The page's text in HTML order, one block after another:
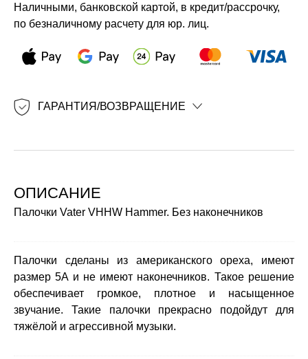
Наличными, банковской картой, в кредит/рассрочку,
по безналичному расчету для юр. лиц.
ГАРАНТИЯ/ВОЗВРАЩЕНИЕ
ОПИСАНИЕ
Палочки Vater VHHW Hammer. Без наконечников
Палочки сделаны из американского ореха, имеют
размер 5A и не имеют наконечников. Такое решение
обеспечивает громкое, плотное и насыщенное
звучание. Такие палочки прекрасно подойдут для
тяжёлой и агрессивной музыки.